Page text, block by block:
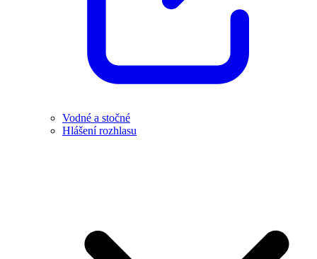
Vodné a stočné
Hlášení rozhlasu